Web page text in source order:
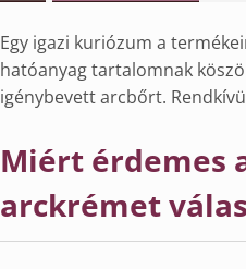
Egy igazi kuriózum a
hatóanyag tartalomnak
igénybevett arcbőrt.
Miért érdemes
arckrémet